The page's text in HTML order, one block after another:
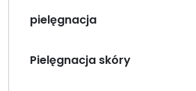
pielęgnacja
Pielęgnacja skóry